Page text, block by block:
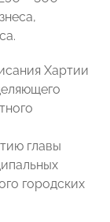
Хартии
главы
городских